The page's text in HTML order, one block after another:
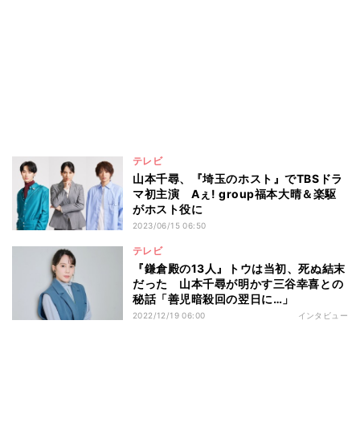
テレビ
山本千尋、『埼玉のホスト』でTBSドラ
マ初主演 Aぇ! group福本大晴＆楽駆
がホスト役に
2023/06/15 06:50
テレビ
『鎌倉殿の13人』トウは当初、死ぬ結末
だった 山本千尋が明かす三谷幸喜との
秘話「善児暗殺回の翌日に…」
2022/12/19 06:00 インタビュー